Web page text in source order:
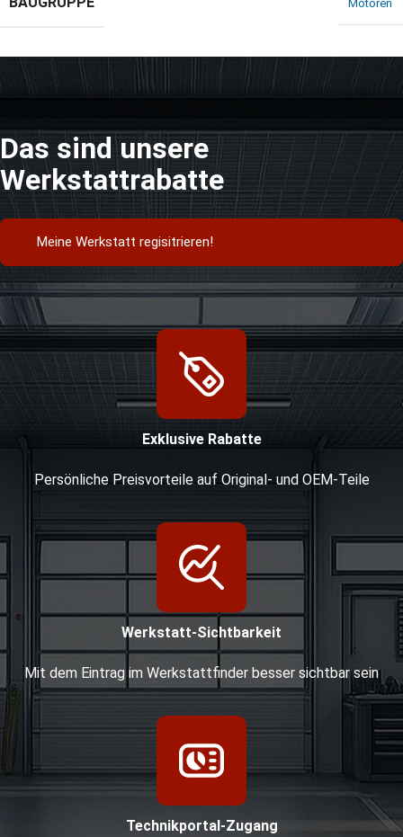
Motoren
Das sind unsere
Werkstattrabatte
Meine Werkstatt regisitrieren!
Exklusive Rabatte
Persönliche Preisvorteile auf Original- und OEM-Teile
Werkstatt-Sichtbarkeit
Mit dem Eintrag im Werkstattfinder besser sichtbar sein
Technikportal-Zugang